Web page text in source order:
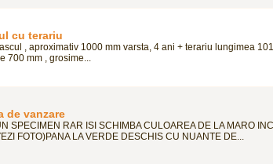
cu terariu
, aproximativ 1000 mm varsta, 4 ani + terariu lungimea
700 mm , grosime...
de vanzare
SPECIMEN RAR ISI SCHIMBA CULOAREA DE LA MARO
FOTO)PANA LA VERDE DESCHIS CU NUANTE DE...